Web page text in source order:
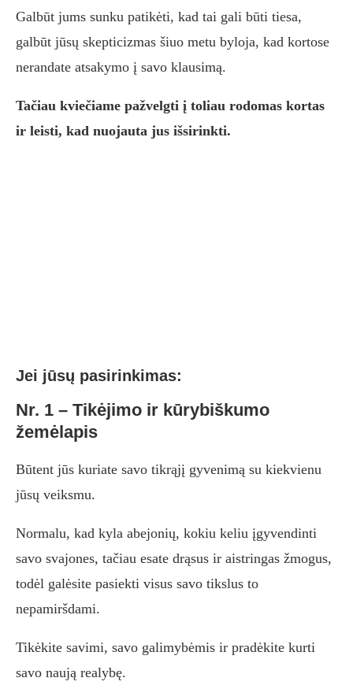
Galbūt jums sunku patikėti, kad tai gali būti tiesa,
galbūt jūsų skepticizmas šiuo metu byloja, kad kortose
nerandate atsakymo į savo klausimą.
Tačiau kviečiame pažvelgti į toliau rodomas kortas
ir leisti, kad nuojauta jus išsirinkti.
Jei jūsų pasirinkimas:
Nr. 1 – Tikėjimo ir kūrybiškumo
žemėlapis
Būtent jūs kuriate savo tikrąjį gyvenimą su kiekvienu
jūsų veiksmu.
Normalu, kad kyla abejonių, kokiu keliu įgyvendinti
savo svajones, tačiau esate drąsus ir aistringas žmogus,
todėl galėsite pasiekti visus savo tikslus to
nepamiršdami.
Tikėkite savimi, savo galimybėmis ir pradėkite kurti
savo naują realybę.